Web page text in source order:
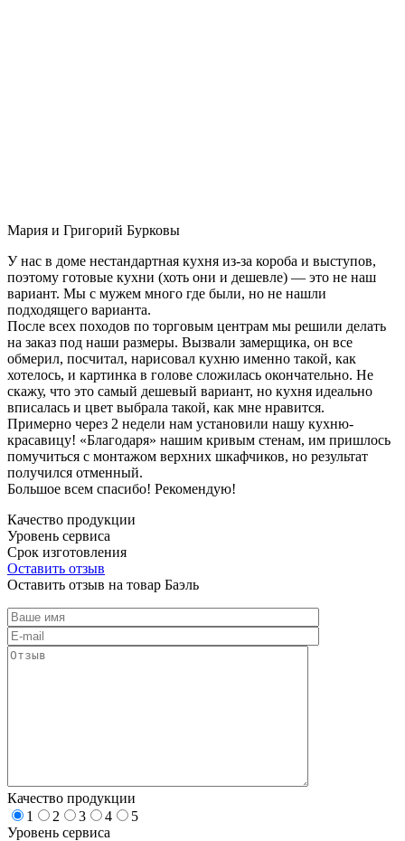
Мария и Григорий Бурковы
У нас в доме нестандартная кухня из-за короба и выступов,
поэтому готовые кухни (хоть они и дешевле) — это не наш
вариант. Мы с мужем много где были, но не нашли
подходящего варианта.
После всех походов по торговым центрам мы решили делать
на заказ под наши размеры. Вызвали замерщика, он все
обмерил, посчитал, нарисовал кухню именно такой, как
хотелось, и картинка в голове сложилась окончательно. Не
скажу, что это самый дешевый вариант, но кухня идеально
вписалась и цвет выбрала такой, как мне нравится.
Примерно через 2 недели нам установили нашу кухню-
красавицу! «Благодаря» нашим кривым стенам, им пришлось
помучиться с монтажом верхних шкафчиков, но результат
получился отменный.
Большое всем спасибо! Рекомендую!
Качество продукции
Уровень сервиса
Срок изготовления
Оставить отзыв
Оставить отзыв на товар Баэль
Качество продукции
1
2 3 4
5
Уровень сервиса